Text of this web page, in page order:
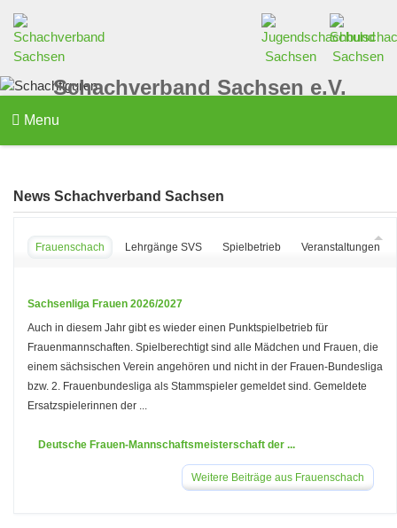
Schachverband Sachsen e.V.
Menu
News Schachverband Sachsen
Frauenschach Lehrgänge SVS Spielbetrieb Veranstaltungen
Sachsenliga Frauen 2026/2027
Auch in diesem Jahr gibt es wieder einen Punktspielbetrieb für
Frauenmannschaften. Spielberechtigt sind alle Mädchen und Frauen, die
einem sächsischen Verein angehören und nicht in der Frauen-Bundesliga
bzw. 2. Frauenbundesliga als Stammspieler gemeldet sind. Gemeldete
Ersatzspielerinnen der ...
Deutsche Frauen-Mannschaftsmeisterschaft der ...
Weitere Beiträge aus Frauenschach